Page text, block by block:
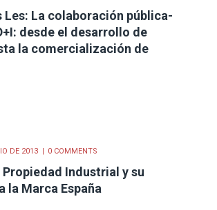
Les: La colaboración pública-
desde el desarrollo de
la comercialización de
DE 2013 0 COMMENTS
Industrial y su
la Marca España